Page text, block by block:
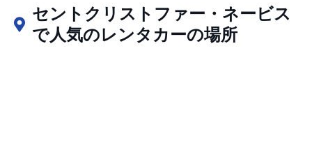
セントクリストファー・ネービス
で人気のレンタカーの場所